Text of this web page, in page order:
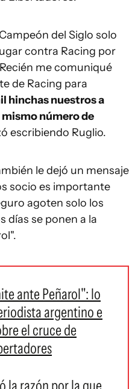
del Siglo solo
contra Racing por
me comuniqué
de Racing para
hinchas nuestros a
mismo número de
escribiendo Ruglio.
le dejó un mensaje
socio es importante
agoten solo los
días se ponen a la
ante Peñarol": lo
argentino e
el cruce de
la razón por la que